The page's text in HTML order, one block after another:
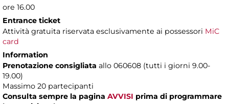
ore 16.00
Entrance ticket
Attività gratuita riservata esclusivamente ai possessori MiC
card
Information
Prenotazione consigliata allo 060608 (tutti i giorni 9.00-
19.00)
Massimo 20 partecipanti
Consulta sempre la pagina AVVISI prima di programmare